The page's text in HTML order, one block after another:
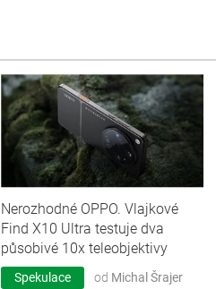
Nerozhodné OPPO. Vlajkové
Find X10 Ultra testuje dva
působivé 10x teleobjektivy
Spekulace od Michal Šrajer